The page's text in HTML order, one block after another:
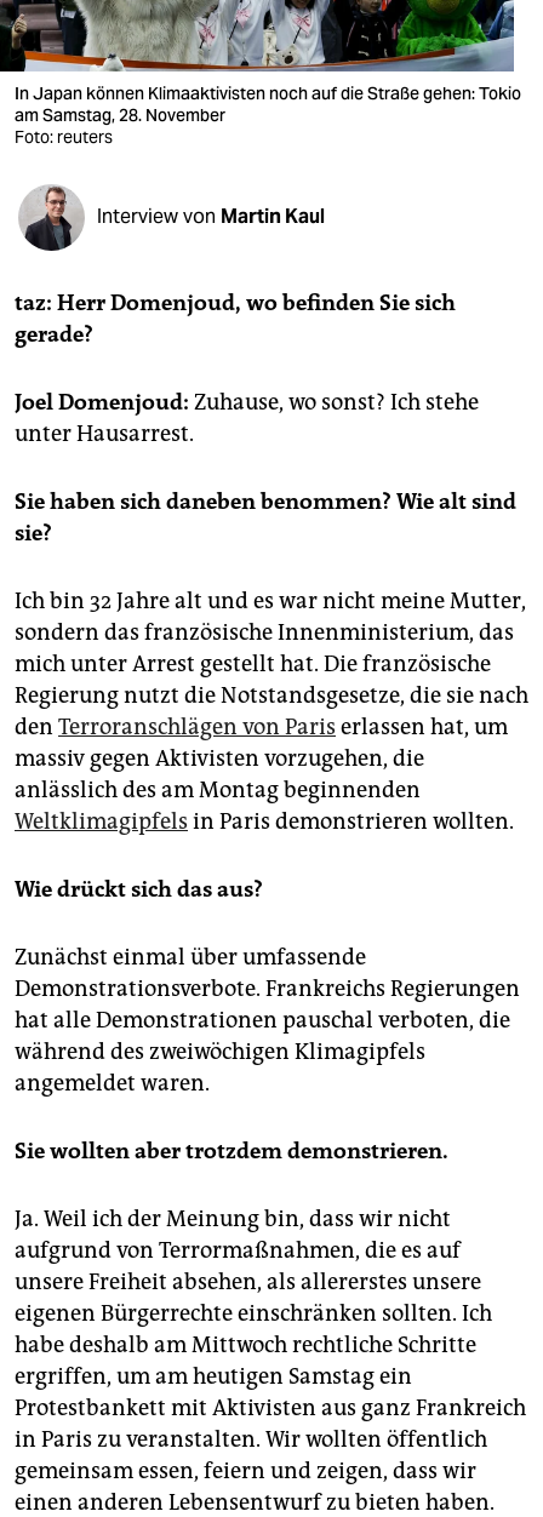
verlag
veranstaltungen
shop
fragen & hilfe
unterstützen
genossenschaft
In Japan können Klimaaktivisten noch auf die Straße gehen: Tokio
am Samstag, 28. November
Foto: reuters
Interview von Martin Kaul
taz: Herr Domenjoud, wo befinden Sie sich
gerade?
Joel Domenjoud: Zuhause, wo sonst? Ich stehe
unter Hausarrest.
Sie haben sich daneben benommen? Wie alt sind
sie?
Ich bin 32 Jahre alt und es war nicht meine Mutter,
sondern das französische Innenministerium, das
mich unter Arrest gestellt hat. Die französische
Regierung nutzt die Notstandsgesetze, die sie nach
den Terroranschlägen von Paris erlassen hat, um
massiv gegen Aktivisten vorzugehen, die
anlässlich des am Montag beginnenden
Weltklimagipfels in Paris demonstrieren wollten.
Wie drückt sich das aus?
Zunächst einmal über umfassende
Demonstrationsverbote. Frankreichs Regierungen
hat alle Demonstrationen pauschal verboten, die
während des zweiwöchigen Klimagipfels
angemeldet waren.
Sie wollten aber trotzdem demonstrieren.
Ja. Weil ich der Meinung bin, dass wir nicht
aufgrund von Terrormaßnahmen, die es auf
unsere Freiheit absehen, als allererstes unsere
eigenen Bürgerrechte einschränken sollten. Ich
habe deshalb am Mittwoch rechtliche Schritte
ergriffen, um am heutigen Samstag ein
Protestbankett mit Aktivisten aus ganz Frankreich
in Paris zu veranstalten. Wir wollten öffentlich
gemeinsam essen, feiern und zeigen, dass wir
einen anderen Lebensentwurf zu bieten haben.